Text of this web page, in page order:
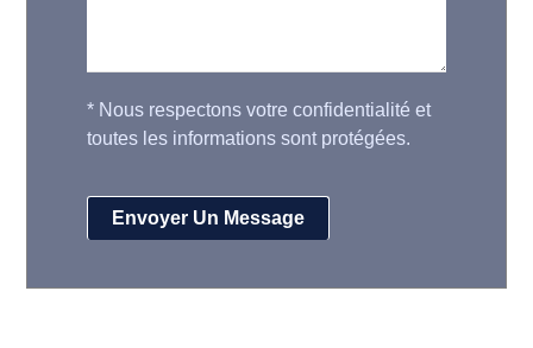
* Nous respectons votre confidentialité et
toutes les informations sont protégées.